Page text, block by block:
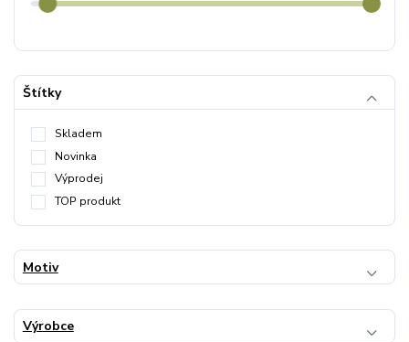
Štítky
Skladem
Novinka
Výprodej
TOP produkt
Motiv
Výrobce